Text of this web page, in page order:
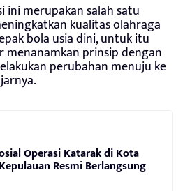
ini merupakan salah satu
kualitas olahraga
bola usia dini, untuk itu
menanamkan prinsip dengan
perubahan menuju ke
Operasi Katarak di Kota
Resmi Berlangsung